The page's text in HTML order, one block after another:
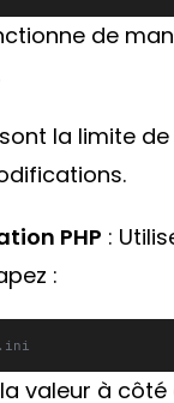
de
la limite
PHP :
:
valeur à